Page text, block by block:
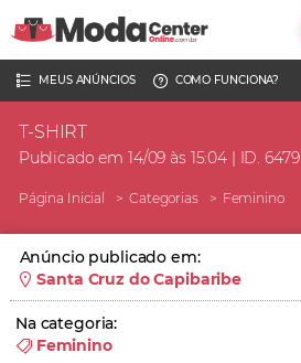
MEUS ANÚNCIOS
COMO FUNCIONA?
T-SHIRT
Publicado em 14/09 às 15:04 | ID. 6479
Página Inicial Categorias Feminino
Anúncio publicado em:
Santa Cruz do Capibaribe
Na categoria:
Feminino